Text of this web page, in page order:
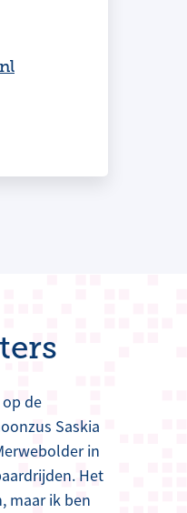
de
Saskia
in
Het
maar ik ben